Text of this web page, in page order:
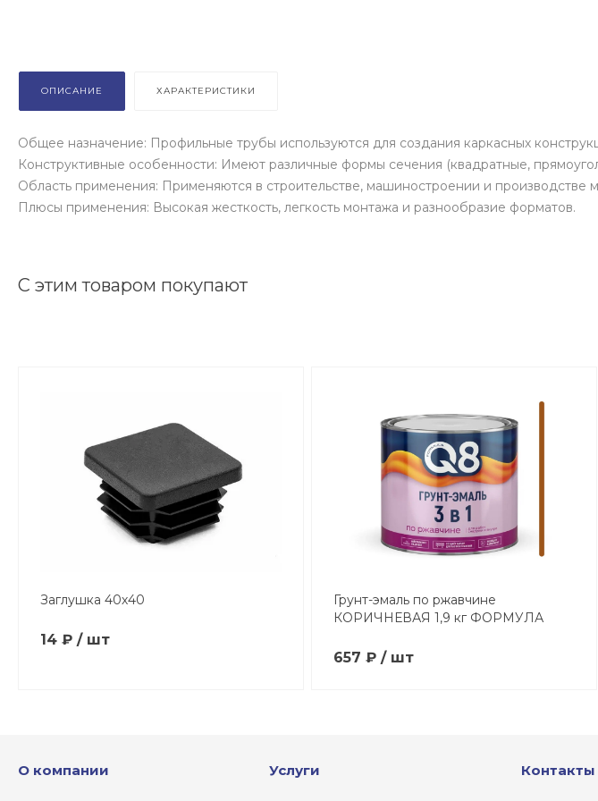
ОПИСАНИЕ ХАРАКТЕРИСТИКИ
Общее назначение: Профильные трубы используются для создания каркасных
Конструктивные особенности: Имеют различные формы сечения (квадратные,
Область применения: Применяются в строительстве, машиностроении и производстве
Плюсы применения: Высокая жесткость, легкость монтажа и разнообразие форматов.
С этим товаром покупают
Заглушка 40х40
14 ₽ / шт
Грунт-эмаль по ржавчине
КОРИЧНЕВАЯ 1,9 кг ФОРМУЛА
657 ₽ / шт
О компании Услуги Контакты